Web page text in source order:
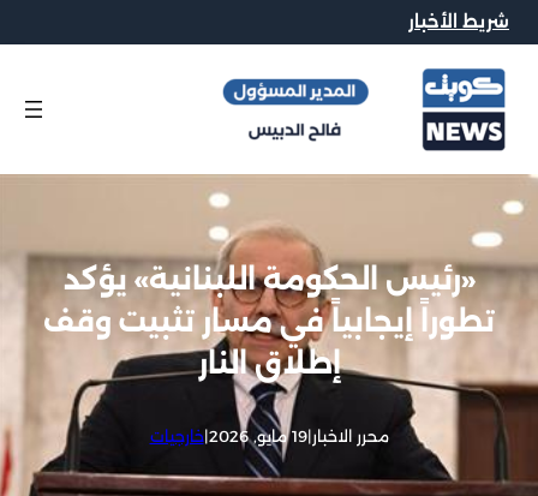
شريط الأخبار
«رئيس الحكومة اللبنانية» يؤكد
تطوراً إيجابياً في مسار تثبيت وقف
إطلاق النار
محرر الاخبار|19 مايو, 2026 |خارجيات